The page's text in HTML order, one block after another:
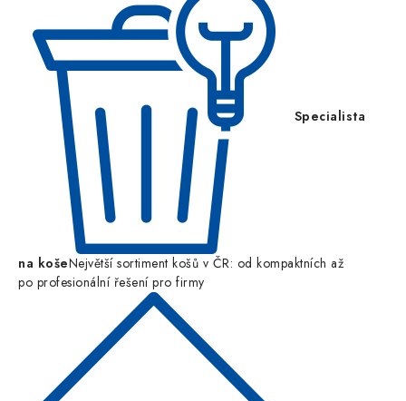
Specialista
na košeNejvětší sortiment košů v ČR: od kompaktních až
po profesionální řešení pro firmy